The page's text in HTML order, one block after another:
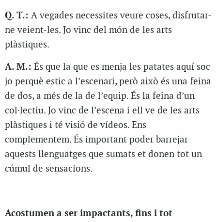
Q. T.: A vegades necessites veure coses, disfrutar-
ne veient-les. Jo vinc del món de les arts
plàstiques.
A. M.: És que la que es menja les patates aquí soc
jo perquè estic a l’escenari, però això és una feina
de dos, a més de la de l’equip. És la feina d’un
col·lectiu. Jo vinc de l’escena i ell ve de les arts
plàstiques i té visió de vídeos. Ens
complementem. És important poder barrejar
aquests llenguatges que sumats et donen tot un
cúmul de sensacions.
Acostumen a ser impactants, fins i tot